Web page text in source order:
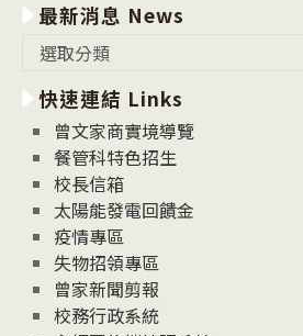
最新消息 News
消
息
News
選取分類
快速連結 Links
曾文家商實境導覽
餐管科特色招生
校長信箱
太陽能發電回饋金
疫情專區
失物招領專區
曾家新聞剪報
校務行政系統